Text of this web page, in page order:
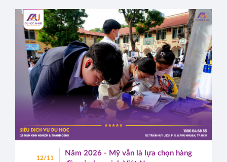
12/11
Năm 2026 - Mỹ vẫn là lựa chọn hàng